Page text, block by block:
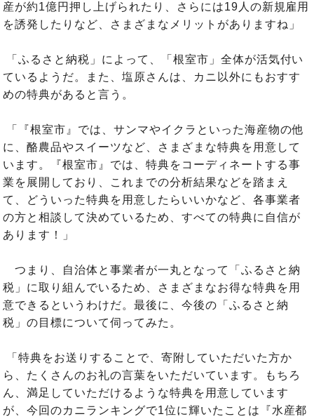
産が約1億円押し上げられたり、さらには19人の新規雇用
を誘発したりなど、さまざまなメリットがありますね」
「ふるさと納税」によって、「根室市」全体が活気付い
ているようだ。また、塩原さんは、カニ以外にもおすす
めの特典があると言う。
「『根室市』では、サンマやイクラといった海産物の他
に、酪農品やスイーツなど、さまざまな特典を用意して
います。『根室市』では、特典をコーディネートする事
業を展開しており、これまでの分析結果などを踏まえ
て、どういった特典を用意したらいいかなど、各事業者
の方と相談して決めているため、すべての特典に自信が
あります！」
つまり、自治体と事業者が一丸となって「ふるさと納
税」に取り組んでいるため、さまざまなお得な特典を用
意できるというわけだ。最後に、今後の「ふるさと納
税」の目標について伺ってみた。
「特典をお送りすることで、寄附していただいた方か
ら、たくさんのお礼の言葉をいただいています。もちろ
ん、満足していただけるような特典を用意しています
が、今回のカニランキングで1位に輝いたことは『水産都